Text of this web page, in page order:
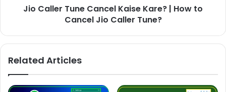
Jio Caller Tune Cancel Kaise Kare? | How to
Cancel Jio Caller Tune?
Related Articles